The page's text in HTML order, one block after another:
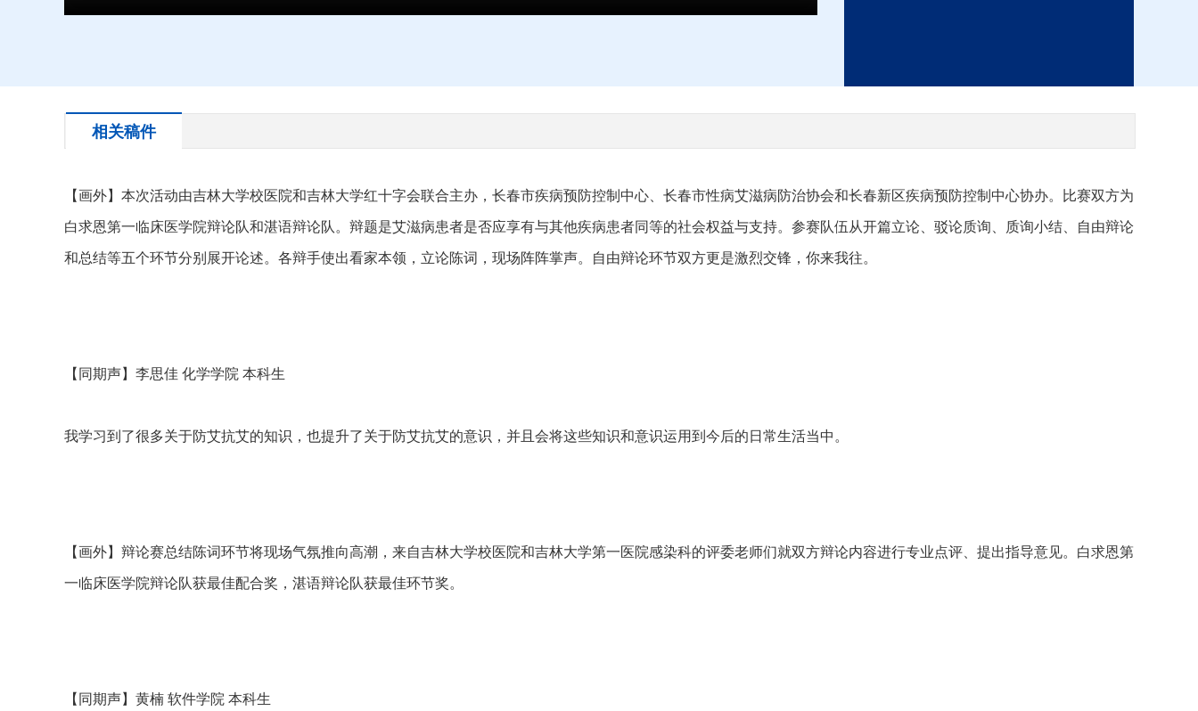
相关稿件
【画外】本次活动由吉林大学校医院和吉林大学红十字会联合主办，长春市疾病预防控制中心、长春市性病艾滋病防治协会和长春新区疾病预防控制中心协办。比赛双方为
白求恩第一临床医学院辩论队和湛语辩论队。辩题是艾滋病患者是否应享有与其他疾病患者同等的社会权益与支持。参赛队伍从开篇立论、驳论质询、质询小结、自由辩论
和总结等五个环节分别展开论述。各辩手使出看家本领，立论陈词，现场阵阵掌声。自由辩论环节双方更是激烈交锋，你来我往。
【同期声】李思佳 化学学院 本科生
我学习到了很多关于防艾抗艾的知识，也提升了关于防艾抗艾的意识，并且会将这些知识和意识运用到今后的日常生活当中。
【画外】辩论赛总结陈词环节将现场气氛推向高潮，来自吉林大学校医院和吉林大学第一医院感染科的评委老师们就双方辩论内容进行专业点评、提出指导意见。白求恩第
一临床医学院辩论队获最佳配合奖，湛语辩论队获最佳环节奖。
【同期声】黄楠 软件学院 本科生